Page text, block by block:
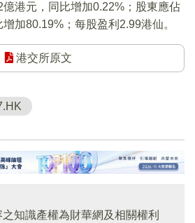
億港元，同比增加0.22%；股東應佔
加80.19%；每股盈利2.99港仙。
港交所原文
知識產權為財華網及相關權利